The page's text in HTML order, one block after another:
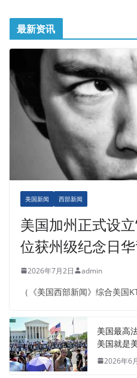
最新资讯
美国新闻 西部新闻
美国加州正式设
位获州级纪念日
2026年7月2日 admin
（《美国西部新闻》综合美国
美国最高
美国就是
2026年6